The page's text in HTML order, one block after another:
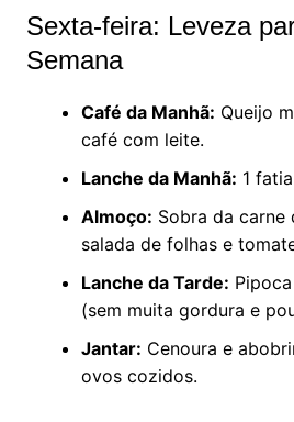
Sexta-feira: Leveza
Semana
Café da Manhã: Queijo
café com leite.
Lanche da Manhã: 1
Almoço: Sobra da carne
salada de folhas e
Lanche da Tarde:
(sem muita gordura e
Jantar: Cenoura e
ovos cozidos.